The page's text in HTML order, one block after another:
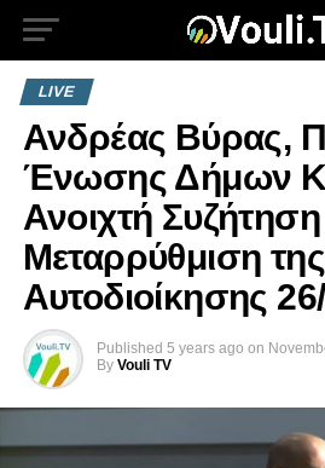
LIVE
Ανδρέας Βύρας,
Ένωσης Δήμων
Ανοιχτή Συζήτηση
Μεταρρύθμιση
Αυτοδιοίκησης
Published 5 years ago on
By Vouli TV